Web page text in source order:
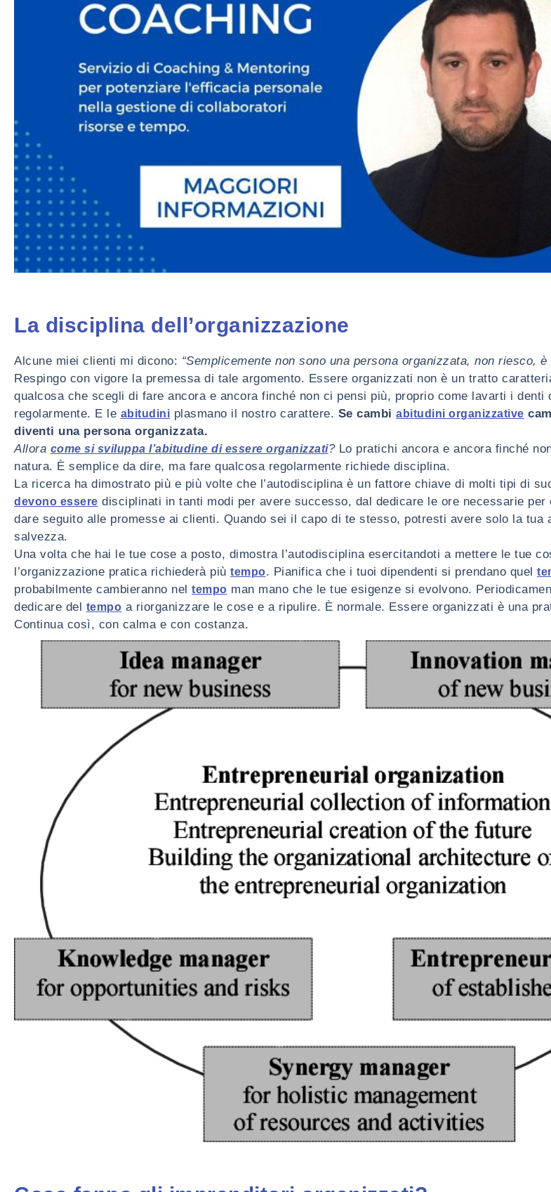
La disciplina dell’organizzazione
Alcune miei clienti mi dicono: “Semplicemente non sono una persona organizzata, non riesco,
Respingo con vigore la premessa di tale argomento. Essere organizzati non è un tratto
qualcosa che scegli di fare ancora e ancora finché non ci pensi più, proprio come lavarti i denti
regolarmente. E le abitudini plasmano il nostro carattere. Se cambi abitudini organizzative
diventi una persona organizzata.
Allora come si sviluppa l’abitudine di essere organizzati?Lo pratichi ancora e ancora finché
natura. È semplice da dire, ma fare qualcosa regolarmente richiede disciplina.
La ricerca ha dimostrato più e più volte che l’autodisciplina è un fattore chiave di molti tipi di
devono essere disciplinati in tanti modi per avere successo, dal dedicare le ore necessarie per
dare seguito alle promesse ai clienti. Quando sei il capo di te stesso, potresti avere solo la tua
salvezza.
Una volta che hai le tue cose a posto, dimostra l’autodisciplina esercitandoti a mettere le tue
l’organizzazione pratica richiederà più tempo. Pianifica che i tuoi dipendenti si prendano quel
probabilmente cambieranno nel tempo man mano che le tue esigenze si evolvono.
dedicare del tempo a riorganizzare le cose e a ripulire. È normale. Essere organizzati è una
Continua così, con calma e con costanza.